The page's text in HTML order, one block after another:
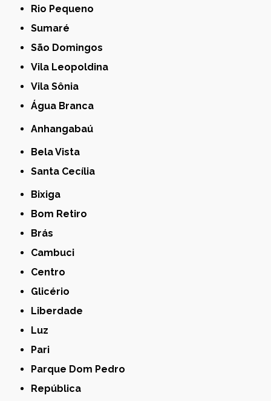
Rio Pequeno
Sumaré
São Domingos
Vila Leopoldina
Vila Sônia
Água Branca
Anhangabaú
Bela Vista
Santa Cecília
Bixiga
Bom Retiro
Brás
Cambuci
Centro
Glicério
Liberdade
Luz
Pari
Parque Dom Pedro
República